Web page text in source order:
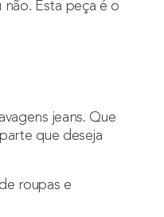
Esta peça é o
jeans. Que
que deseja
roupas e